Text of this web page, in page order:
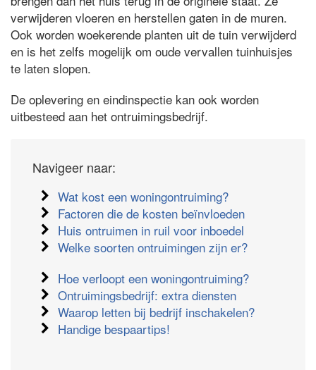
verwijderen vloeren en herstellen gaten in de muren.
Ook worden woekerende planten uit de tuin verwijderd
en is het zelfs mogelijk om oude vervallen tuinhuisjes
te laten slopen.
De oplevering en eindinspectie kan ook worden
uitbesteed aan het ontruimingsbedrijf.
Navigeer naar:
Wat kost een woningontruiming?
Factoren die de kosten beïnvloeden
Huis ontruimen in ruil voor inboedel
Welke soorten ontruimingen zijn er?
Hoe verloopt een woningontruiming?
Ontruimingsbedrijf: extra diensten
Waarop letten bij bedrijf inschakelen?
Handige bespaartips!